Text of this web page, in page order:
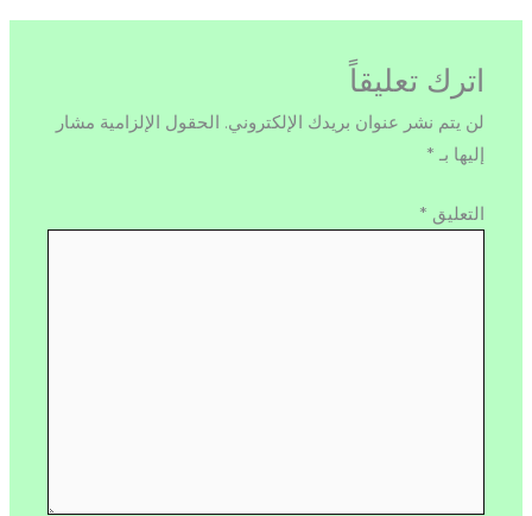
اترك تعليقاً
لن يتم نشر عنوان بريدك الإلكتروني. الحقول الإلزامية مشار
إليها بـ *
التعليق *